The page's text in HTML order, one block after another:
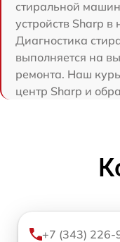
стиральной
устройств Sharp
Диагностика
выполняется на
ремонта. Наш
центр Sharp и
+7 (343) 226-